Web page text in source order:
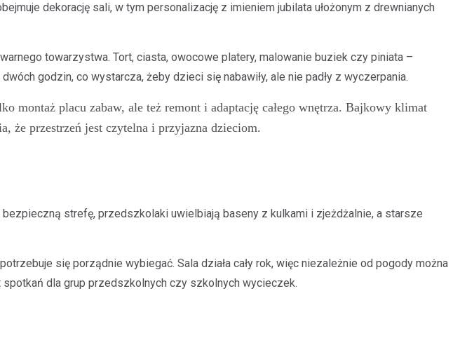
dekorację sali, w tym personalizację z imieniem jubilata ułożonym z drewnianych
towarzystwa. Tort, ciasta, owocowe platery, malowanie buziek czy piniata –
godzin, co wystarcza, żeby dzieci się nabawiły, ale nie padły z wyczerpania.
montaż placu zabaw, ale też remont i adaptację całego wnętrza. Bajkowy klimat
że przestrzeń jest czytelna i przyjazna dzieciom.
strefę, przedszkolaki uwielbiają baseny z kulkami i zjeżdżalnie, a starsze
się porządnie wybiegać. Sala działa cały rok, więc niezależnie od pogody można
dla grup przedszkolnych czy szkolnych wycieczek.